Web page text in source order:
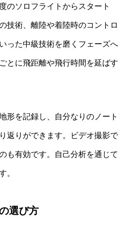
のソロフライトからスタート
技術、離陸や着陸時のコントロ
った中級技術を磨くフェーズへ
とに飛距離や飛行時間を延ばす
形を記録し、自分なりのノート
返りができます。ビデオ撮影で
も有効です。自己分析を通じて
。
選び方